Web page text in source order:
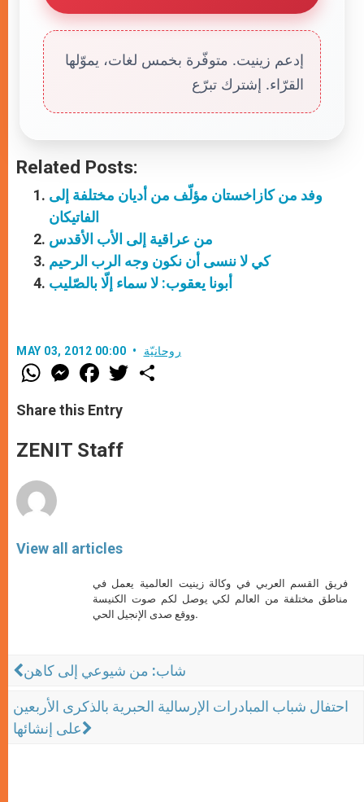
إدعم زينيت. متوفّرة بخمس لغات، يموّلها
القرّاء. إشترك تبرّع
Related Posts:
وفد من كازاخستان مؤلّف من أديان مختلفة إلى
الفاتيكان
من عراقية إلى الأب الأقدس
كي لا ننسى أن نكون وجه الرب الرحيم
أبونا يعقوب: لا سماء إلّا بالصّليب
MAY 03, 2012 00:00 روحانيّة
W
h
t
s
p
p
M
e
s
e
g
e
F
a
e
b
o
k
w
Share this Entry
ZENIT Staff
View all articles
فريق القسم العربي في وكالة زينيت العالمية يعمل في
مناطق مختلفة من العالم لكي يوصل لكم صوت الكنيسة
ووقع صدى الإنجيل الحي.
شاب: من شيوعي إلى كاهن
احتفال شباب المبادرات الإرسالية الحبرية بالذكرى الأربعين
على إنشائها